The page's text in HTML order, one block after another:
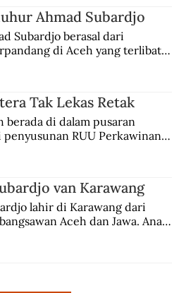
Ahmad Subardjo
Subardjo berasal dari
di Aceh yang terlibat
Tak Lekas Retak
berada di dalam pusaran
RUU Perkawinan.
van Karawang
lahir di Karawang dari
Aceh dan Jawa. Anak